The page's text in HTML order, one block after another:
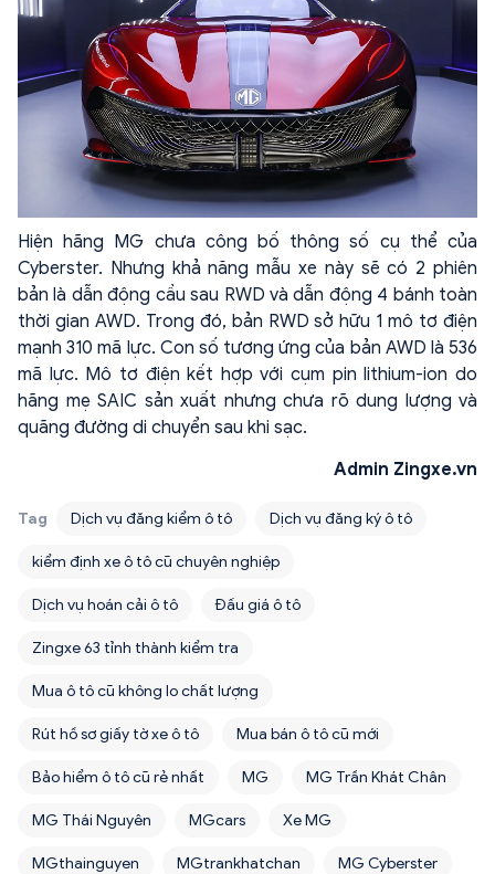
Hiện hãng MG chưa công bố thông số cụ thể của
Cyberster. Nhưng khả năng mẫu xe này sẽ có 2 phiên
bản là dẫn động cầu sau RWD và dẫn động 4 bánh toàn
thời gian AWD. Trong đó, bản RWD sở hữu 1 mô tơ điện
mạnh 310 mã lực. Con số tương ứng của bản AWD là 536
mã lực. Mô tơ điện kết hợp với cụm pin lithium-ion do
hãng mẹ SAIC sản xuất nhưng chưa rõ dung lượng và
quãng đường di chuyển sau khi sạc.
Admin Zingxe.vn
Tag Dịch vụ đăng kiểm ô tô Dịch vụ đăng ký ô tô
kiểm định xe ô tô cũ chuyên nghiệp
Dịch vụ hoán cải ô tô Đấu giá ô tô
Zingxe 63 tỉnh thành kiểm tra
Mua ô tô cũ không lo chất lượng
Rút hồ sơ giấy tờ xe ô tô Mua bán ô tô cũ mới
Bảo hiểm ô tô cũ rẻ nhất MG MG Trần Khát Chân
MG Thái Nguyên MGcars Xe MG
MGthainguyen MGtrankhatchan MG Cyberster